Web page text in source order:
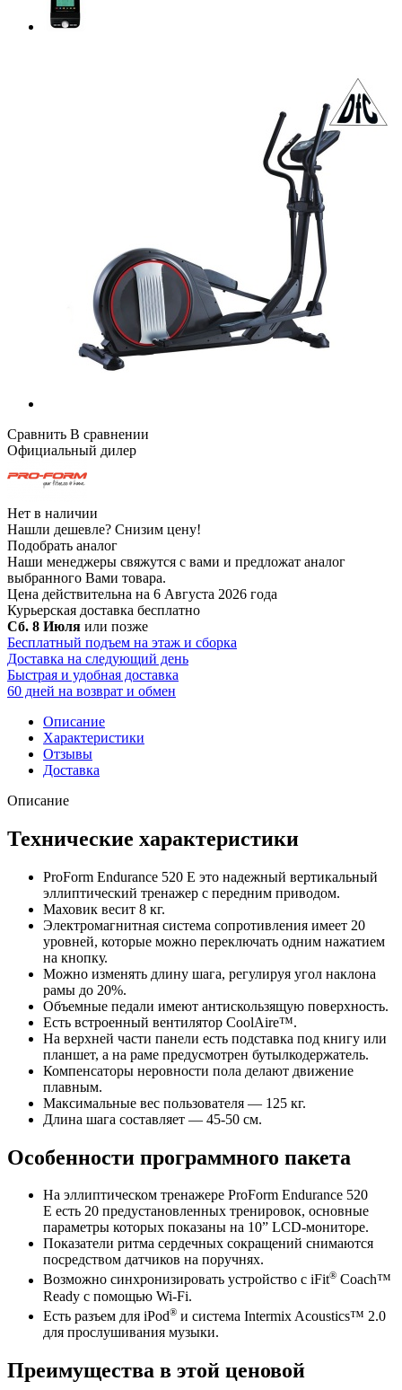
Сравнить В сравнении
Официальный дилер
Нет в наличии
Нашли дешевле? Снизим цену!
Подобрать аналог
Наши менеджеры свяжутся с вами и предложат аналог
выбранного Вами товара.
Цена действительна на 6 Августа 2026 года
Курьерская доставка бесплатно
Сб. 8 Июля или позже
Бесплатный подъем на этаж и сборка
Доставка на следующий день
Быстрая и удобная доставка
60 дней на возврат и обмен
Описание
Характеристики
Отзывы
Доставка
Описание
Технические характеристики
ProForm Endurance 520 E это надежный вертикальный
эллиптический тренажер с передним приводом.
Маховик весит 8 кг.
Электромагнитная система сопротивления имеет 20
уровней, которые можно переключать одним нажатием
на кнопку.
Можно изменять длину шага, регулируя угол наклона
рамы до 20%.
Объемные педали имеют антискользящую поверхность.
Есть встроенный вентилятор CoolAire™.
На верхней части панели есть подставка под книгу или
планшет, а на раме предусмотрен бутылкодержатель.
Компенсаторы неровности пола делают движение
плавным.
Максимальные вес пользователя — 125 кг.
Длина шага составляет — 45-50 см.
Особенности программного пакета
На эллиптическом тренажере ProForm Endurance 520
E есть 20 предустановленных тренировок, основные
параметры которых показаны на 10” LCD-мониторе.
Показатели ритма сердечных сокращений снимаются
посредством датчиков на поручнях.
Возможно синхронизировать устройство с iFit® Coach™
Ready с помощью Wi-Fi.
Есть разъем для iPod® и система Intermix Acoustics™ 2.0
для прослушивания музыки.
Преимущества в этой ценовой